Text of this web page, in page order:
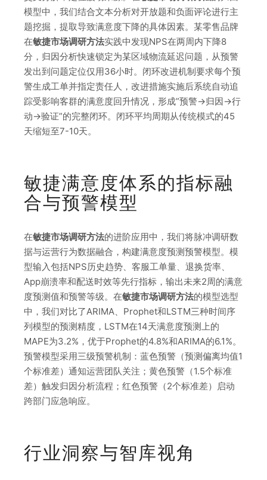
模型中，我们结合文本分析对开放题和负面评论进行主
题挖掘，提取导致满意度下降的具体因素。某零售品牌
在敏捷市场调研方法实践中发现NPS在两周内下降8
分，归因分析快速锁定为某区域物流延迟问题，从预警
发出到问题定位仅用36小时。闭环改进机制要求每个预
警生成工单并指定责任人，改进措施实施后系统自动追
踪受影响客群的满意度回升情况，形成”预警→归因→行
动→验证”的完整闭环。闭环平均周期从传统模式的45
天缩短至7-10天。
敏捷满意度体系的指标融
合与预警模型
在敏捷市场调研方法的进阶应用中，我们将脉冲调研数
据与运营行为数据融合，构建满意度预测预警模型。模
型输入包括NPS历史趋势、客服工单量、退换货率、
App崩溃率和配送时效等先行指标，输出未来2周的满意
度预测值和预警等级。在敏捷市场调研方法的模型选型
中，我们对比了ARIMA、Prophet和LSTM三种时间序
列模型的预测精度，LSTM在14天满意度预测上的
MAPE为3.2%，优于Prophet的4.8%和ARIMA的6.1%。
预警模型采用三级预警机制：蓝色预警（预测偏离均值1
个标准差）通知运营团队关注；黄色预警（1.5个标准
差）触发归因分析流程；红色预警（2个标准差）启动
跨部门应急响应。
行业洞察与智库视角